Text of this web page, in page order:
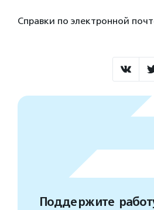
Справки по электронной
Поддержите